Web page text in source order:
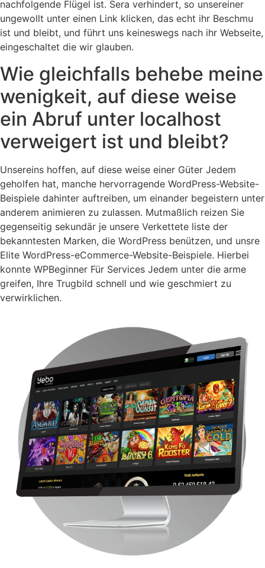
nachfolgende Flügel ist. Sera verhindert, so unsereiner
ungewollt unter einen Link klicken, das echt ihr Beschmu
ist und bleibt, und führt uns keineswegs nach ihr Webseite,
eingeschaltet die wir glauben.
Wie gleichfalls behebe meine
wenigkeit, auf diese weise
ein Abruf unter localhost
verweigert ist und bleibt?
Unsereins hoffen, auf diese weise einer Güter Jedem
geholfen hat, manche hervorragende WordPress-Website-
Beispiele dahinter auftreiben, um einander begeistern unter
anderem animieren zu zulassen. Mutmaßlich reizen Sie
gegenseitig sekundär je unsere Verkettete liste der
bekanntesten Marken, die WordPress benützen, und unsre
Elite WordPress-eCommerce-Website-Beispiele. Hierbei
konnte WPBeginner Für Services Jedem unter die arme
greifen, Ihre Trugbild schnell und wie geschmiert zu
verwirklichen.